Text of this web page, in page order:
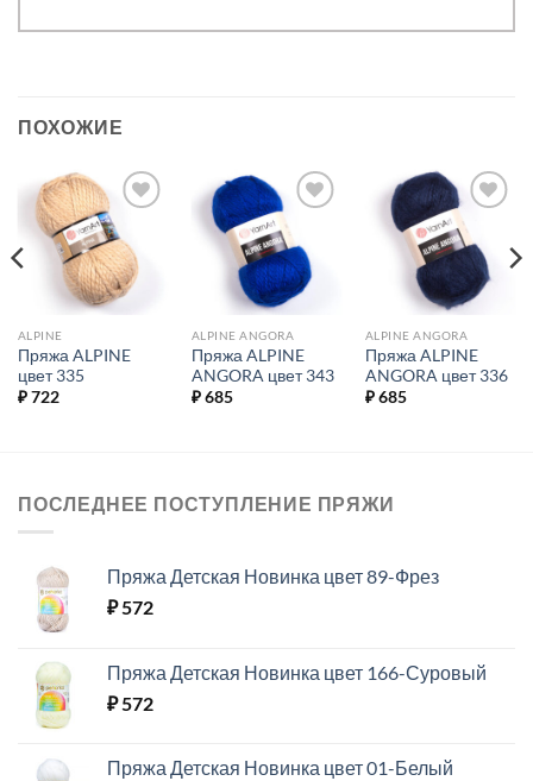
ПОХОЖИЕ
Добавить в
избранное.
ALPINE
Пряжа ALPINE
цвет 335
₽722
Добавить в
избранное.
ALPINE ANGORA
Пряжа ALPINE
ANGORA цвет 343
₽685
Добавить в
избранное.
ALPINE ANGORA
Пряжа ALPINE
ANGORA цвет 336
₽685
ПОСЛЕДНЕЕ ПОСТУПЛЕНИЕ ПРЯЖИ
Пряжа Детская Новинка цвет 89-Фрез
₽572
Пряжа Детская Новинка цвет 166-Суровый
₽572
Пряжа Детская Новинка цвет 01-Белый